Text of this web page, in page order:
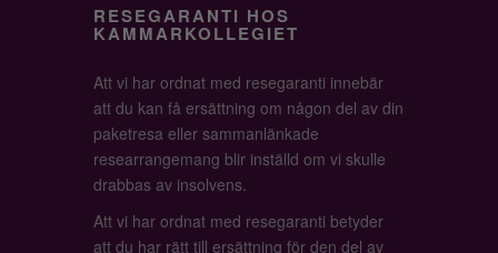
RESEGARANTI HOS
KAMMARKOLLEGIET
Att vi har ordnat med resegaranti innebär
att du kan få ersättning om någon del av din
paketresa eller sammanlänkade
researrangemang blir inställd om vi skulle
drabbas av insolvens.
Att vi har ordnat med resegaranti betyder
att du har rätt till ersättning för den del av